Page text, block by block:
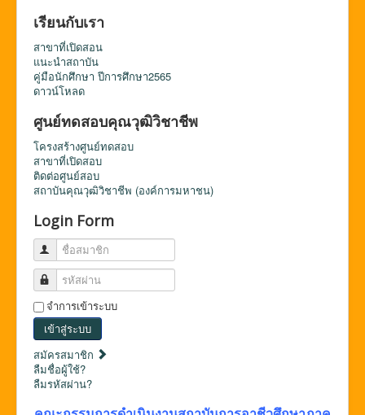
เรียนกับเรา
สาขาที่เปิดสอน
แนะนำสถาบัน
คู่มือนักศึกษา ปีการศึกษา2565
ดาวน์โหลด
ศูนย์ทดสอบคุณวุฒิวิชาชีพ
โครงสร้างศูนย์ทดสอบ
สาขาที่เปิดสอบ
ติดต่อศูนย์สอบ
สถาบันคุณวุฒิวิชาชีพ (องค์การมหาชน)
Login Form
ชื่อสมาชิก
รหัสผ่าน
จำการเข้าระบบ
เข้าสู่ระบบ
สมัครสมาชิก
ลืมชื่อผู้ใช้?
ลืมรหัสผ่าน?